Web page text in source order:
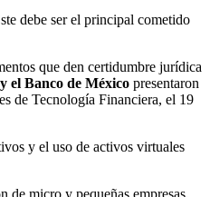
debe ser el principal cometido
que den certidumbre jurídica
el Banco de México presentaron
de Tecnología Financiera, el 19
y el uso de activos virtuales